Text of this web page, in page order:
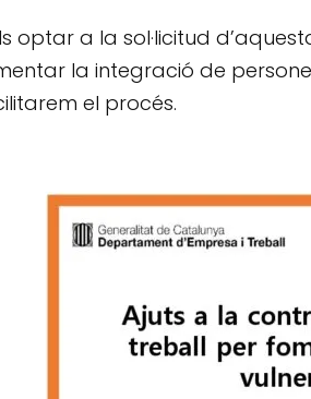
optar a la sol·licitud
la integració de
el procés.